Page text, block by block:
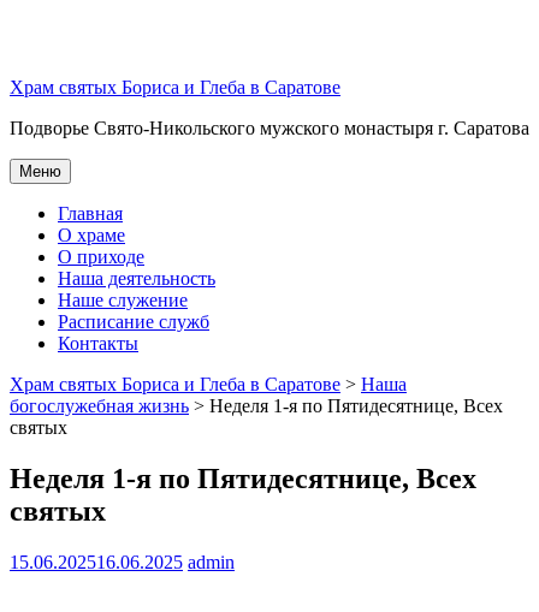
Храм святых Бориса и Глеба в Саратове
Подворье Свято-Никольского мужского монастыря г. Саратова
Меню
Главная
О храме
О приходе
Наша деятельность
Наше служение
Расписание служб
Контакты
Храм святых Бориса и Глеба в Саратове > Наша
богослужебная жизнь > Неделя 1-я по Пятидесятнице, Всех
святых
Неделя 1-я по Пятидесятнице, Всех
святых
15.06.202516.06.2025 admin